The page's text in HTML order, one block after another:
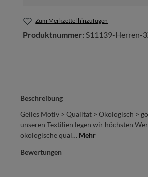
Zum Merkzettel hinzufügen
Produktnummer: S11139-Herren-
Beschreibung
Geiles Motiv > Qualität > Ökologisch >
unseren Textilien legen wir höchsten
ökologische qual… Mehr
Bewertungen